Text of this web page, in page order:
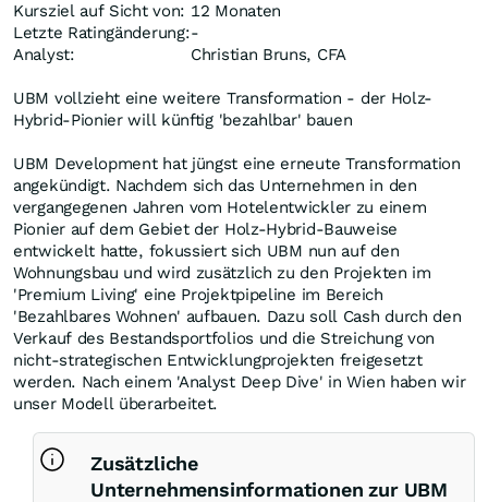
Kursziel auf Sicht von: 12 Monaten
Letzte Ratingänderung:-
Analyst:
Christian Bruns, CFA
UBM vollzieht eine weitere Transformation - der Holz-
Hybrid-Pionier will künftig 'bezahlbar' bauen
UBM Development hat jüngst eine erneute Transformation
angekündigt. Nachdem sich das Unternehmen in den
vergangegenen Jahren vom Hotelentwickler zu einem
Pionier auf dem Gebiet der Holz-Hybrid-Bauweise
entwickelt hatte, fokussiert sich UBM nun auf den
Wohnungsbau und wird zusätzlich zu den Projekten im
'Premium Living' eine Projektpipeline im Bereich
'Bezahlbares Wohnen' aufbauen. Dazu soll Cash durch den
Verkauf des Bestandsportfolios und die Streichung von
nicht-strategischen Entwicklungprojekten freigesetzt
werden. Nach einem 'Analyst Deep Dive' in Wien haben wir
unser Modell überarbeitet.
Zusätzliche
Unternehmensinformationen zur UBM